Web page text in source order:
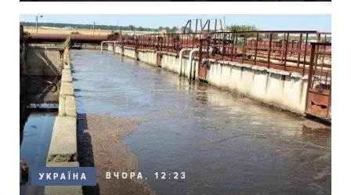
УКРАЇНА ВЧОРА, 12:23